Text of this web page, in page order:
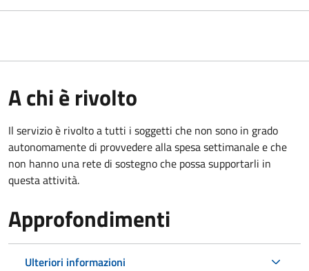
A chi è rivolto
Il servizio è rivolto a tutti i soggetti che non sono in grado
autonomamente di provvedere alla spesa settimanale e che
non hanno una rete di sostegno che possa supportarli in
questa attività.
Approfondimenti
Ulteriori informazioni